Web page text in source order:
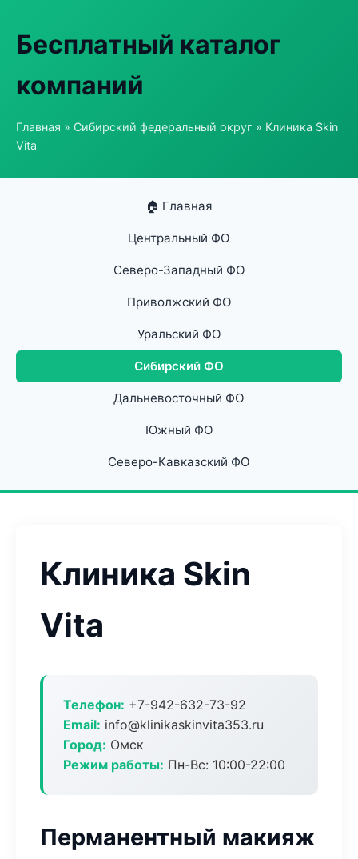
Бесплатный каталог
компаний
Главная » Сибирский федеральный округ » Клиника Skin
Vita
🏠 Главная
Центральный ФО
Северо-Западный ФО
Приволжский ФО
Уральский ФО
Сибирский ФО
Дальневосточный ФО
Южный ФО
Северо-Кавказский ФО
Клиника Skin
Vita
Телефон: +7-942-632-73-92
Email: info@klinikaskinvita353.ru
Город: Омск
Режим работы: Пн-Вс: 10:00-22:00
Перманентный макияж